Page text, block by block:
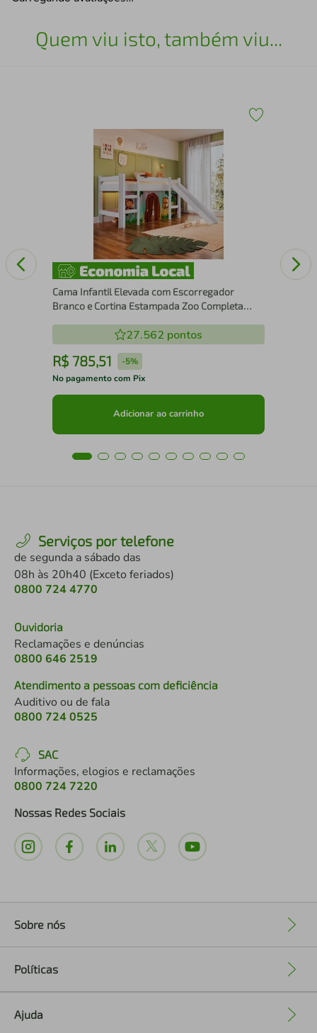
Quem viu isto, também viu...
Cama Infantil Elevada com Escorregador
Branco e Cortina Estampada Zoo Completa
27.562 pontos
R$ 785,51 -5%
No pagamento com Pix
Adicionar ao carrinho
Serviços por telefone
de segunda a sábado das
08h às 20h40 (Exceto feriados)
0800 724 4770
Ouvidoria
Reclamações e denúncias
0800 646 2519
Atendimento a pessoas com deficiência
Auditivo ou de fala
0800 724 0525
SAC
Informações, elogios e reclamações
0800 724 7220
Nossas Redes Sociais
Sobre nós
Políticas
Ajuda